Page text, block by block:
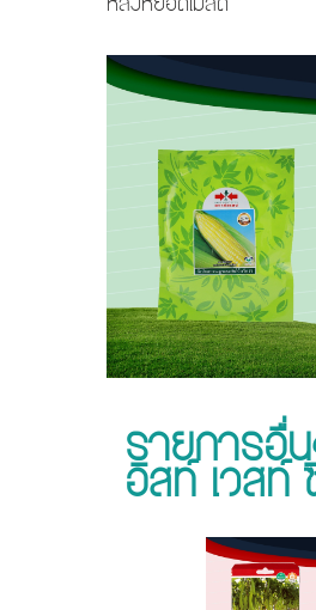
รายการอื่
อิสท์ เวสท์